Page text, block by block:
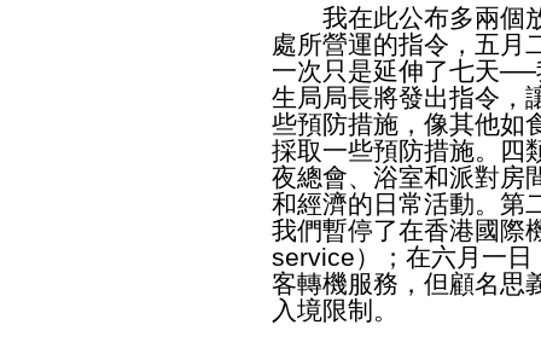
我在此公布多兩個放
處所營運的指令，五月
一次只是延伸了七天
生局局長將發出指令，
些預防措施，像其他如
採取一些預防措施。四
夜總會、浴室和派對房
和經濟的日常活動。第
我們暫停了在香港國際
service）；在六月一
客轉機服務，但顧名思
入境限制。